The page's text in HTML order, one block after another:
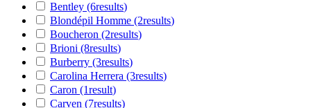
Bentley (6results)
Blondépil Homme (2results)
Boucheron (2results)
Brioni (8results)
Burberry (3results)
Carolina Herrera (3results)
Caron (1result)
Carven (7results)